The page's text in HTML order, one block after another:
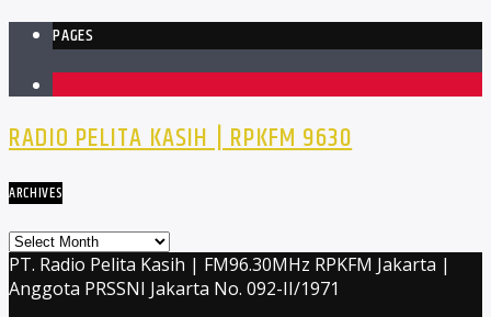
PAGES
RADIO PELITA KASIH | RPKFM 9630
ARCHIVES
Archives
PT. Radio Pelita Kasih | FM96.30MHz RPKFM Jakarta |
Anggota PRSSNI Jakarta No. 092-II/1971